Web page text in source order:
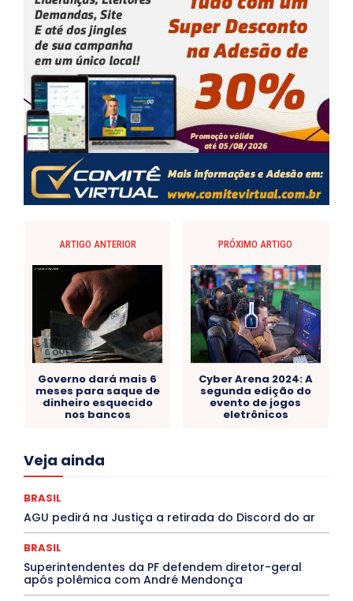
ARTIGO ANTERIOR
Governo dará mais 6
meses para saque de
dinheiro esquecido
nos bancos
PRÓXIMO ARTIGO
Cyber Arena 2024: A
segunda edição do
evento de jogos
eletrônicos
Veja ainda
Acre
Congressuanas & Esplanadumas
Covid-19
Crônica Política Crônicas
CULTURA
Cultura e Tal
DANÇA Dengue
Denuncia
DESTAQUE BRASIL
DESTAQUE DF
DESTAQUE SAÚDE
DESTAQUES OUTROS
DISTRITO FEDERAL
EDUCAÇÃO
ELEIÇÕES
EMPREGO E OPORTUNIDADES
Especial
Espírito Santo ESPORTE ESTÁGIO
BRASIL
AGU pedirá na Justiça a retirada do Discord do ar
BRASIL
Superintendentes da PF defendem diretor-geral
após polêmica com André Mendonça